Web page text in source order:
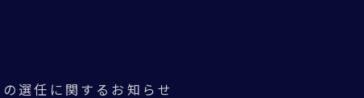
選任に関するお知らせ